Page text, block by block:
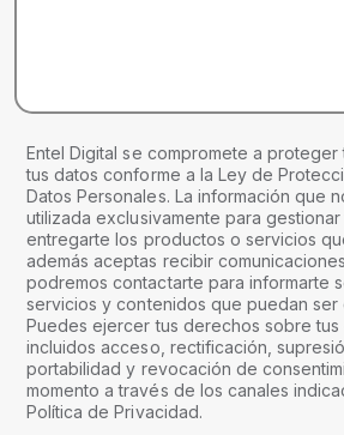
Entel Digital se compromete a
tus datos conforme a la Ley de
Datos Personales. La información que
utilizada exclusivamente para
entregarte los productos o servicios
además aceptas recibir
podremos contactarte para informarte
servicios y contenidos que puedan ser
Puedes ejercer tus derechos sobre tus
incluidos acceso, rectificación,
portabilidad y revocación de
momento a través de los canales
Política de Privacidad.